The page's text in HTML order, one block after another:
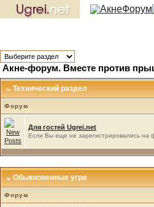
АкнеФорум
Акне-форум. Вместе против
Технический раздел
Форум
Для гостей Ugrei.net
Если Вы еще не зарегистрировались на
Обыкновенные угри
Форум